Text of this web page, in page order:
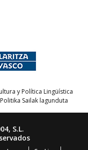
y Política Lingüística
Sailak lagunduta
S.L.